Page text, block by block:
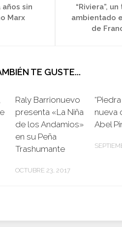
“Riviera”,
ambientado
de
años sin
Marx
TE GUSTE...
Raly Barrionuevo
presenta «La Niña
de los Andamios»
en su Peña
Trashumante
OCTUBRE 23, 2017
nueva
Abel